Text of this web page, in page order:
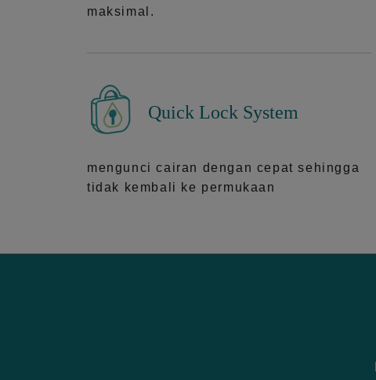
maksimal.
Quick Lock System
mengunci cairan dengan cepat sehingga
tidak kembali ke permukaan